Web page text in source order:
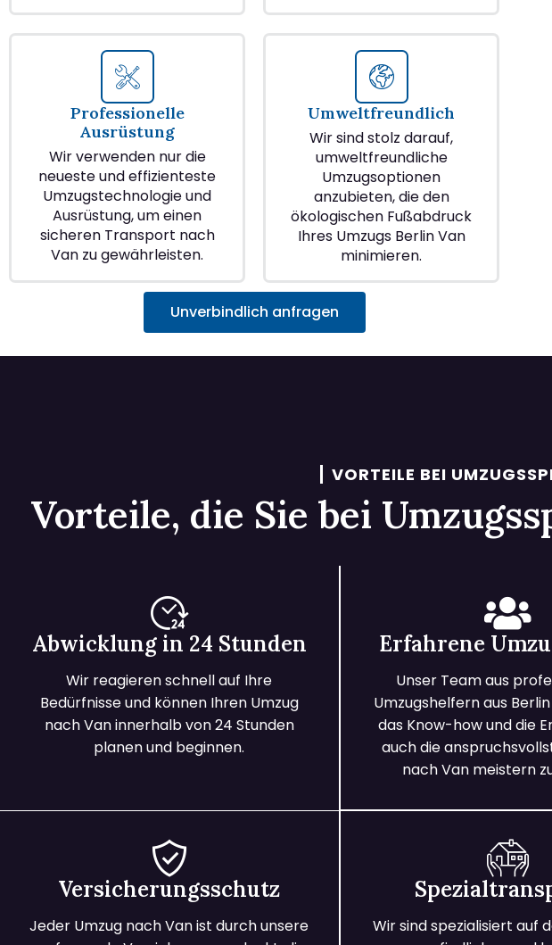
Professionelle
Ausrüstung
Wir verwenden nur die
neueste und effizienteste
Umzugstechnologie und
Ausrüstung, um einen
sicheren Transport nach
Van zu gewährleisten.
Umweltfreundlich
Wir sind stolz darauf,
umweltfreundliche
Umzugsoptionen
anzubieten, die den
ökologischen Fußabdruck
Ihres Umzugs Berlin Van
minimieren.
Unverbindlich anfragen
VORTEILE BEI
Vorteile, die Sie bei
Abwicklung in 24 Stunden
Wir reagieren schnell auf Ihre
Bedürfnisse und können Ihren Umzug
nach Van innerhalb von 24 Stunden
planen und beginnen.
Erfahrene
Unser Team aus
Umzugshelfern aus
das Know-how und die
auch die
nach Van meistern
Versicherungsschutz
Jeder Umzug nach Van ist durch unsere
Wir sind spezialisiert auf